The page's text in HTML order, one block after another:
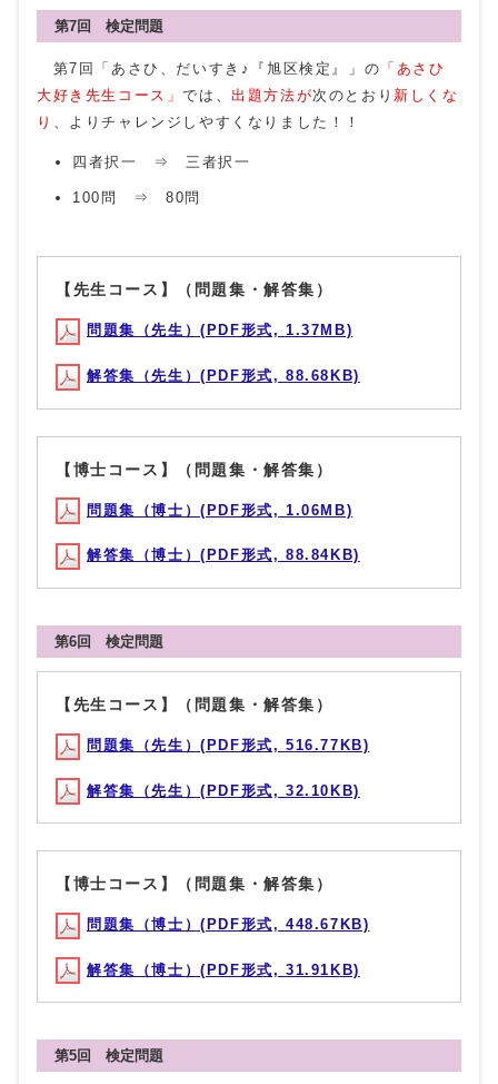
第7回 検定問題
第7回「あさひ、だいすき♪『旭区検定』」の 「あさひ
大好き先生コース」では、出題方法が次のとおり 新しくな
り 、よりチャレンジしやすくなりました！！
四者択一 ⇒ 三者択一
100問 ⇒ 80問
【先生コース】（問題集・解答集）
問題集（先生）(PDF形式, 1.37MB)
解答集（先生）(PDF形式, 88.68KB)
【博士コース】（問題集・解答集）
問題集（博士）(PDF形式, 1.06MB)
解答集（博士）(PDF形式, 88.84KB)
第6回 検定問題
【先生コース】（問題集・解答集）
問題集（先生）(PDF形式, 516.77KB)
解答集（先生）(PDF形式, 32.10KB)
【博士コース】（問題集・解答集）
問題集（博士）(PDF形式, 448.67KB)
解答集（博士）(PDF形式, 31.91KB)
第5回 検定問題